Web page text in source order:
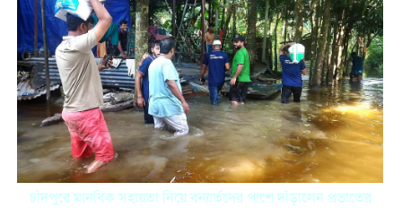
চাঁদপুরে মানবিক সহায়তা নিয়ে বন্যার্তদের পাশে দাঁড়ালেন প্রভাতের